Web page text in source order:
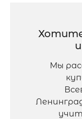
Мы